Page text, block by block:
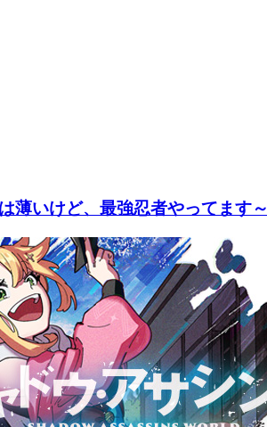
いけど、最強忍者やってます～